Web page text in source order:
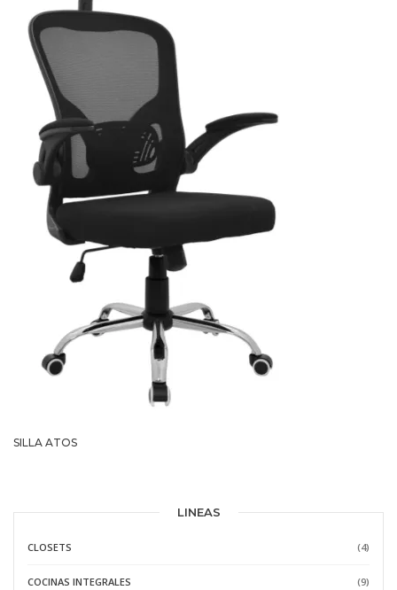
SILLA ATOS
LINEAS
CLOSETS (4)
COCINAS INTEGRALES (9)